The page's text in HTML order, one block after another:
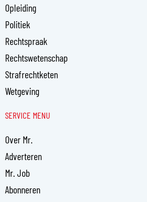
Opleiding
Politiek
Rechtspraak
Rechtswetenschap
Strafrechtketen
Wetgeving
SERVICE MENU
Over Mr.
Adverteren
Mr. Job
Abonneren